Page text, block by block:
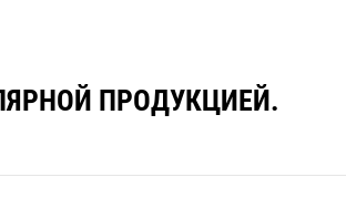
ПРОДУКЦИЕЙ.